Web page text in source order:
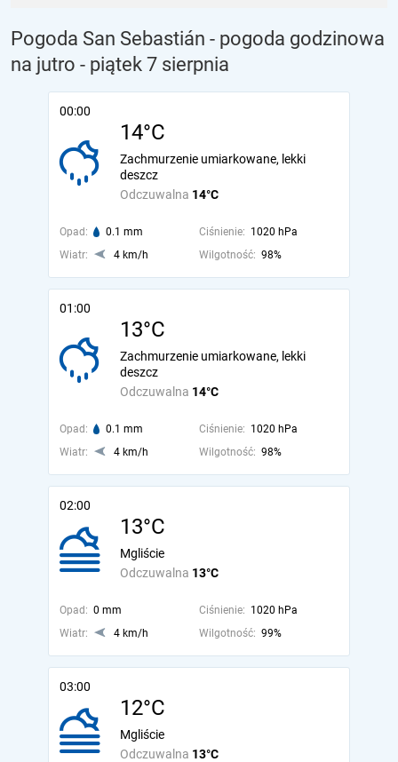
Pogoda San Sebastián - pogoda godzinowa
na jutro - piątek 7 sierpnia
00:00
14°C
Odczuwalna 14°C
Zachmurzenie umiarkowane, lekki
deszcz
Opad: 0.1 mm Ciśnienie: 1020 hPa
Wiatr:
4 km/h Wilgotność: 98%
01:00
13°C
Odczuwalna 14°C
Zachmurzenie umiarkowane, lekki
deszcz
Opad: 0.1 mm Ciśnienie: 1020 hPa
Wiatr:
4 km/h Wilgotność: 98%
02:00
13°C
Odczuwalna 13°C
Mgliście
Opad: 0 mm Ciśnienie: 1020 hPa
Wiatr:
4 km/h Wilgotność: 99%
03:00
12°C
Odczuwalna 13°C
Mgliście